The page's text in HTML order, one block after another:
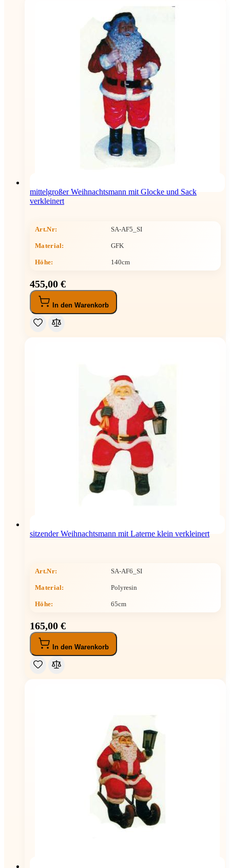
mittelgroßer Weihnachtsmann mit Glocke und Sack
verkleinert
Art.Nr: SA-AF5_SI
Material: GFK
Höhe: 140cm
455,00 €
In den Warenkorb
sitzender Weihnachtsmann mit Laterne klein verkleinert
Art.Nr: SA-AF6_SI
Material: Polyresin
Höhe: 65cm
165,00 €
In den Warenkorb